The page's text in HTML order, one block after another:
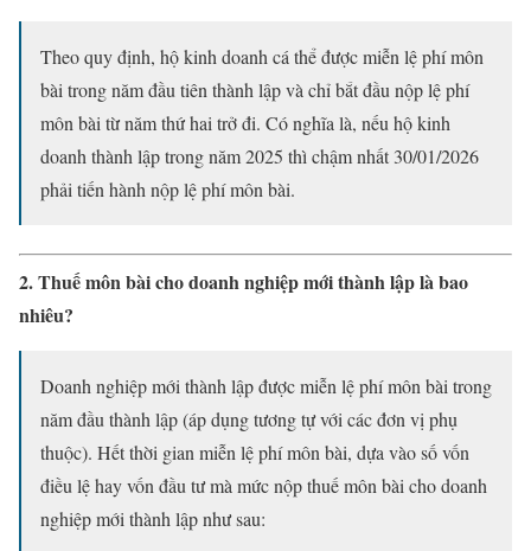
Theo quy định, hộ kinh doanh cá thể được miễn lệ phí môn
bài trong năm đầu tiên thành lập và chỉ bắt đầu nộp lệ phí
môn bài từ năm thứ hai trở đi. Có nghĩa là, nếu hộ kinh
doanh thành lập trong năm 2025 thì chậm nhất 30/01/2026
phải tiến hành nộp lệ phí môn bài.
2. Thuế môn bài cho doanh nghiệp mới thành lập là bao
nhiêu?
Doanh nghiệp mới thành lập được miễn lệ phí môn bài trong
năm đầu thành lập (áp dụng tương tự với các đơn vị phụ
thuộc). Hết thời gian miễn lệ phí môn bài, dựa vào số vốn
điều lệ hay vốn đầu tư mà mức nộp thuế môn bài cho doanh
nghiệp mới thành lập như sau: